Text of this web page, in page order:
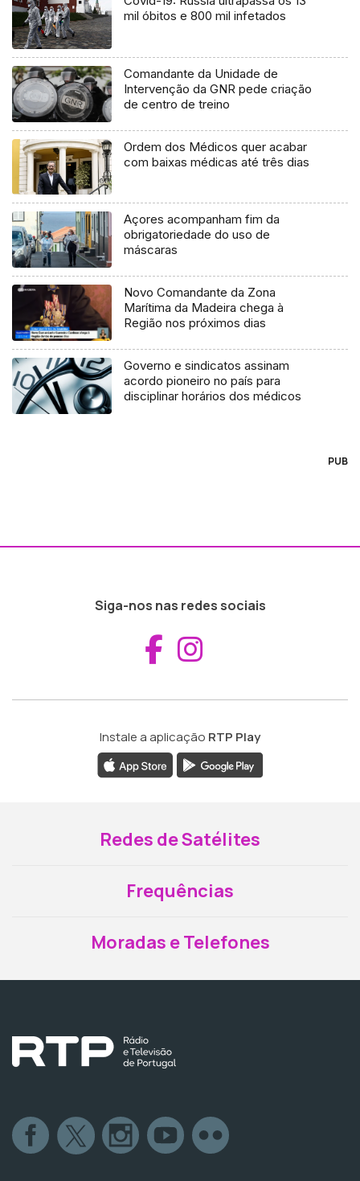
mil óbitos e 800 mil infetados
Comandante da Unidade de
Intervenção da GNR pede criação
de centro de treino
Ordem dos Médicos quer acabar
com baixas médicas até três dias
Açores acompanham fim da
obrigatoriedade do uso de
máscaras
Novo Comandante da Zona
Marítima da Madeira chega à
Região nos próximos dias
Governo e sindicatos assinam
acordo pioneiro no país para
disciplinar horários dos médicos
PUB
Siga-nos nas redes sociais
Aceder ao
Instale a aplicação RTP Play
Redes de Satélites
Frequências
Moradas e Telefones